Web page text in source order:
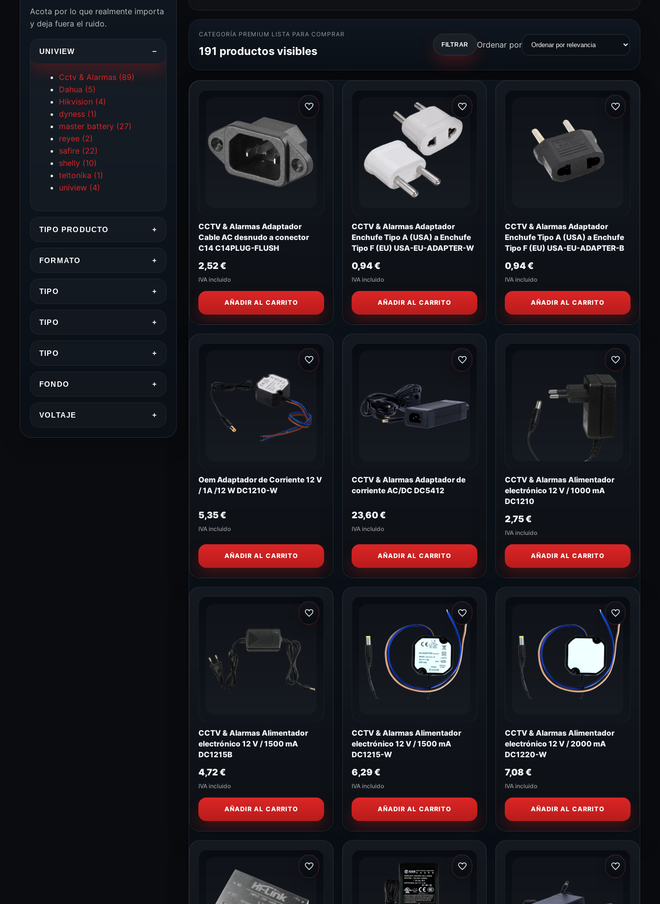
Acota por lo que realmente importa
y deja fuera el ruido.
UNIVIEW −
Cctv & Alarmas (89)
Dahua (5)
Hikvision (4)
dyness (1)
master battery (27)
reyee (2)
safire (22)
shelly (10)
teltonika (1)
uniview (4)
TIPO PRODUCTO +
FORMATO +
TIPO +
TIPO +
TIPO +
FONDO +
VOLTAJE +
CATEGORÍA PREMIUM LISTA PARA COMPRAR
191 productos visibles FILTRAR Ordenar por
CCTV & Alarmas Adaptador
Cable AC desnudo a conector
C14 C14PLUG-FLUSH
2,52€
IVA incluido
AÑADIR AL CARRITO
CCTV & Alarmas Adaptador
Enchufe Tipo A (USA) a Enchufe
Tipo F (EU) USA-EU-ADAPTER-W
0,94€
IVA incluido
AÑADIR AL CARRITO
CCTV & Alarmas Adaptador
Enchufe Tipo A (USA) a Enchufe
Tipo F (EU) USA-EU-ADAPTER-B
0,94€
IVA incluido
AÑADIR AL CARRITO
Oem Adaptador de Corriente 12 V
/ 1A /12 W DC1210-W
5,35€
IVA incluido
AÑADIR AL CARRITO
CCTV & Alarmas Adaptador de
corriente AC/DC DC5412
23,60€
IVA incluido
AÑADIR AL CARRITO
CCTV & Alarmas Alimentador
electrónico 12 V / 1000 mA
DC1210
2,75€
IVA incluido
AÑADIR AL CARRITO
CCTV & Alarmas Alimentador
electrónico 12 V / 1500 mA
DC1215B
4,72€
IVA incluido
AÑADIR AL CARRITO
CCTV & Alarmas Alimentador
electrónico 12 V / 1500 mA
DC1215-W
6,29€
IVA incluido
AÑADIR AL CARRITO
CCTV & Alarmas Alimentador
electrónico 12 V / 2000 mA
DC1220-W
7,08€
IVA incluido
AÑADIR AL CARRITO